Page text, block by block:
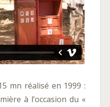
mn réalisé en 1999 :
à l’occasion du «